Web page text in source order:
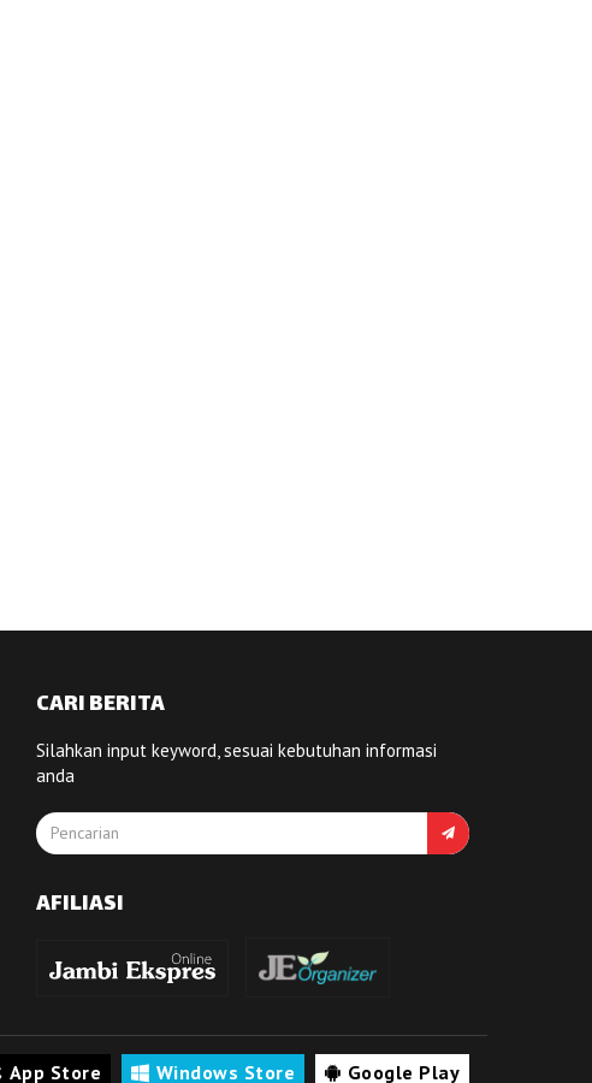
CARI BERITA
Silahkan input keyword, sesuai kebutuhan informasi
anda
AFILIASI
App Store Windows Store Google Play